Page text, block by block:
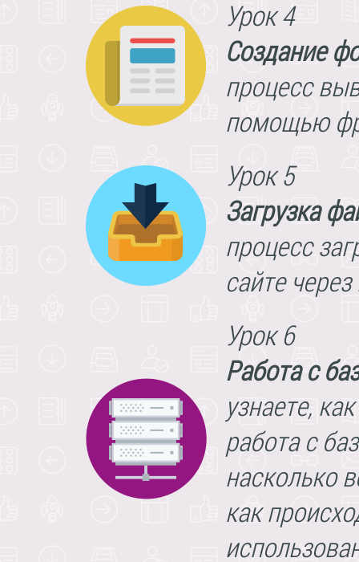
Урок 4
Создание
процесс
помощью
Урок 5
Загрузка
процесс
сайте
Урок 6
Работа с
узнаете,
работа с
насколько
как